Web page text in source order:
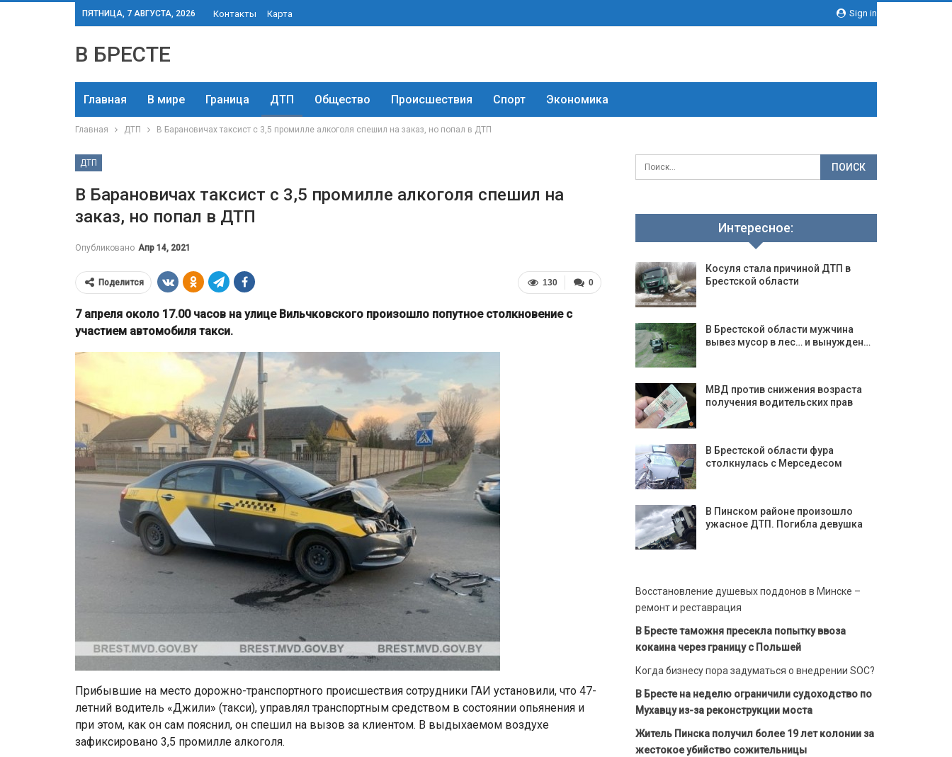
Sign in
ПЯТНИЦА, 7 АВГУСТА, 2026 Контакты Карта
В БРЕСТЕ
Главная В мире Граница ДТП Общество Происшествия Спорт Экономика
Главная ДТП В Барановичах таксист с 3,5 промилле алкоголя спешил на заказ, но попал в ДТП
ДТП
В Барановичах таксист с 3,5 промилле алкоголя спешил на
заказ, но попал в ДТП
Опубликовано Апр 14, 2021
0
130
Поделится
7 апреля около 17.00 часов на улице Вильчковского произошло попутное столкновение с
участием автомобиля такси.
Прибывшие на место дорожно-транспортного происшествия сотрудники ГАИ установили, что 47-
летний водитель «Джили» (такси), управлял транспортным средством в состоянии опьянения и
при этом, как он сам пояснил, он спешил на вызов за клиентом. В выдыхаемом воздухе
зафиксировано 3,5 промилле алкоголя.
Интересное:
Косуля стала причиной ДТП в
Брестской области
В Брестской области мужчина
вывез мусор в лес… и вынужден…
МВД против снижения возраста
получения водительских прав
В Брестской области фура
столкнулась с Мерседесом
В Пинском районе произошло
ужасное ДТП. Погибла девушка
Восстановление душевых поддонов в Минске –
ремонт и реставрация
В Бресте таможня пресекла попытку ввоза
кокаина через границу с Польшей
Когда бизнесу пора задуматься о внедрении SOC?
В Бресте на неделю ограничили судоходство по
Мухавцу из-за реконструкции моста
Житель Пинска получил более 19 лет колонии за
жестокое убийство сожительницы